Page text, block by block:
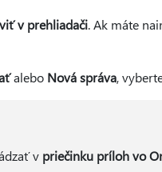
v prehliadači. Ak máte
alebo Nová správa,
v priečinku príloh vo